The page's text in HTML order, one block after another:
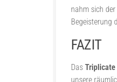
nahm sich
Begeisterung
FAZIT
Das
unsere